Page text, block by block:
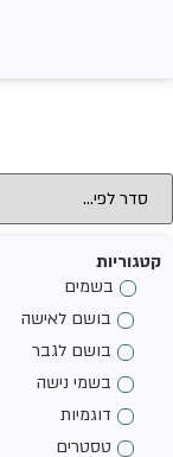
קטגוריות
בשמים
בושם לאישה
בושם לגבר
בשמי נישה
דוגמיות
טסטרים